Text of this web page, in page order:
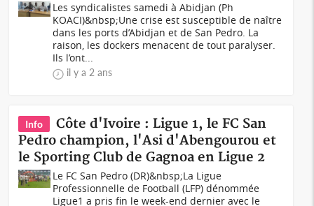
Les syndicalistes samedi à Abidjan (Ph
KOACI)&nbsp;Une crise est susceptible de naître
dans les ports d’Abidjan et de San Pedro. La
raison, les dockers menacent de tout paralyser.
Ils l’ont...
il y a 2 ans
Info
Côte d'Ivoire : Ligue 1, le FC San
Pedro champion, l'Asi d'Abengourou et
le Sporting Club de Gagnoa en Ligue 2
Le FC San Pedro (DR)&nbsp;La Ligue
Professionnelle de Football (LFP) dénommée
Ligue1 a pris fin le week-end dernier avec le